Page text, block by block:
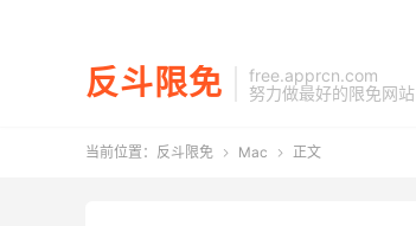
反斗限免
free.apprcn.com
努力做最好的限免网站
当前位置： 反斗限免  Mac  正文